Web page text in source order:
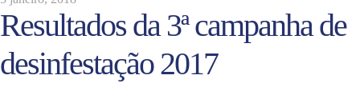
Resultados da 3ª campanha de
desinfestação 2017